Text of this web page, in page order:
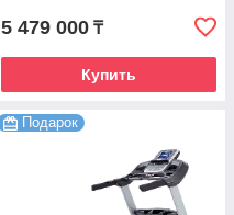
5 479 000 ₸
Купить
Подарок